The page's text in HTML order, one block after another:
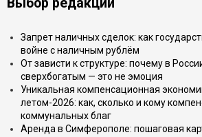
Запрет наличных сделок: как
войне с наличным рублём
От зависти к структуре: почему в
сверхбогатым — это не эмоция
Уникальная компенсационная
летом-2026: как, сколько и кому
коммунальных благ
Аренда в Симферополе: пошаговая